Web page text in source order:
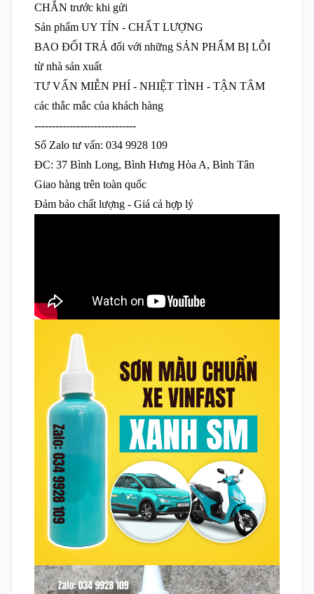
CHẮN trước khi gửi
Sản phẩm UY TÍN - CHẤT LƯỢNG
BAO ĐỔI TRẢ đối với những SẢN PHẨM BỊ LỖI
từ nhà sản xuất
TƯ VẤN MIỄN PHÍ - NHIỆT TÌNH - TẬN TÂM
các thắc mắc của khách hàng
-----------------------------
Số Zalo tư vấn: 034 9928 109
ĐC: 37 Bình Long, Bình Hưng Hòa A, Bình Tân
Giao hàng trên toàn quốc
Đảm bảo chất lượng - Giá cả hợp lý